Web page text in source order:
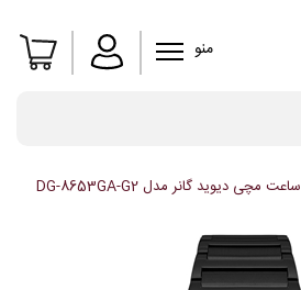
منو
ساعت مچی دیوید گانر مدل DG-8653GA-G2